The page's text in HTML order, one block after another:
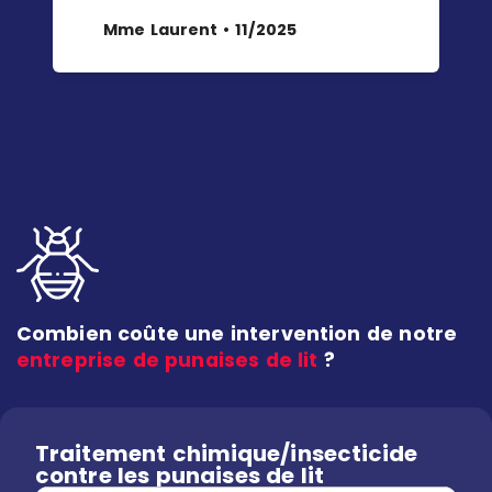
Mme Laurent • 11/2025
Combien coûte une intervention de notre
entreprise de punaises de lit ?
Traitement chimique/insecticide
contre les punaises de lit